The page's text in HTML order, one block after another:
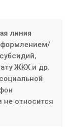
линия
ЖКХ и др.
относится